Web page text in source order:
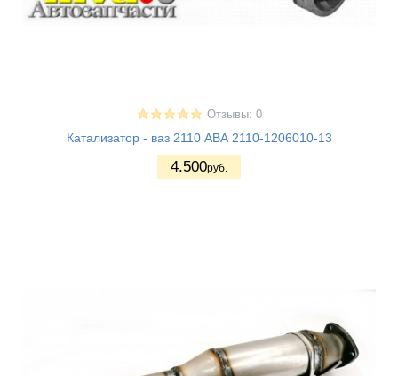
Отзывы: 0
Катализатор - ваз 2110 АВА 2110-1206010-13
4.500руб.